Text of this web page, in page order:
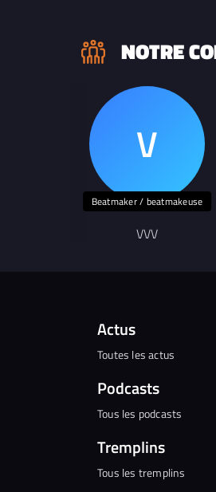
NOTRE
Beatmaker / beatmakeuse
VVV
Actus
Toutes les actus
Podcasts
Tous les podcasts
Tremplins
Tous les tremplins